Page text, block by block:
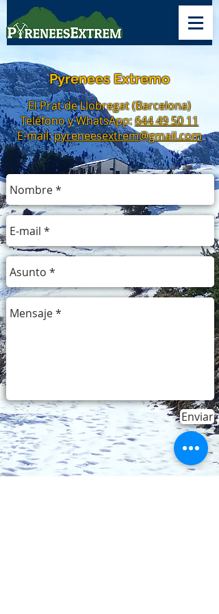
Pyrenees Extremo
El Prat de Llobregat (Barcelona)
Teléfono y WhatsApp:644 49 50 11
E-mail:pyreneesextrem@gmail.com
Enviar